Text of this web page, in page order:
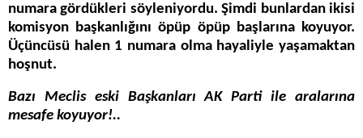
numara gördükleri söyleniyordu. Şimdi bunlardan ikisi
komisyon başkanlığını öpüp öpüp başlarına koyuyor.
Üçüncüsü halen 1 numara olma hayaliyle yaşamaktan
hoşnut.
Bazı Meclis eski Başkanları AK Parti ile aralarına
mesafe koyuyor!..